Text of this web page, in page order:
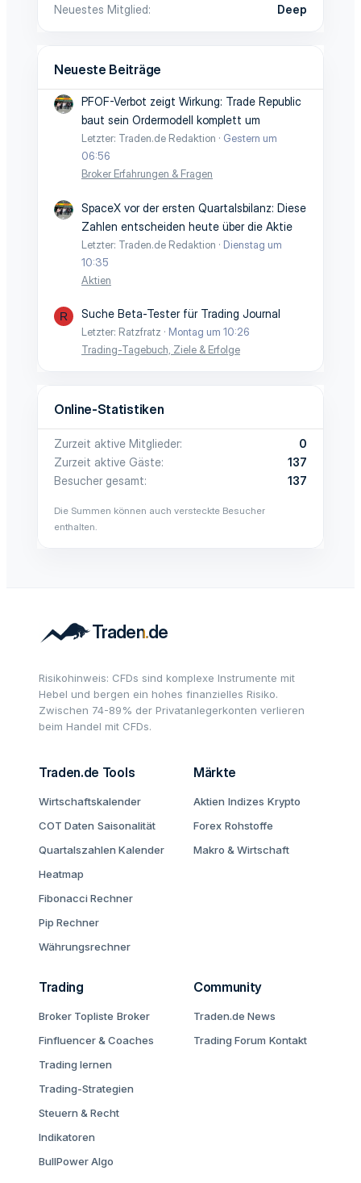
Neuestes Mitglied
Deep
Neueste Beiträge
PFOF-Verbot zeigt Wirkung: Trade Republic
baut sein Ordermodell komplett um
Letzter: Traden.de Redaktion
Gestern um
06:56
Broker Erfahrungen & Fragen
SpaceX vor der ersten Quartalsbilanz: Diese
Zahlen entscheiden heute über die Aktie
Letzter: Traden.de Redaktion
Dienstag um
10:35
Aktien
R Suche Beta-Tester für Trading Journal
Letzter: Ratzfratz
Montag um 10:26
Trading-Tagebuch, Ziele & Erfolge
Online-Statistiken
Zurzeit aktive Mitglieder
0
Zurzeit aktive Gäste
137
Besucher gesamt
137
Die Summen können auch versteckte Besucher
enthalten.
Risikohinweis: CFDs sind komplexe Instrumente mit
Hebel und bergen ein hohes finanzielles Risiko.
Zwischen 74-89% der Privatanlegerkonten verlieren
beim Handel mit CFDs.
Traden.de Tools
Wirtschaftskalender
COT Daten Saisonalität
Quartalszahlen Kalender
Heatmap
Fibonacci Rechner
Pip Rechner
Währungsrechner
Märkte
Aktien Indizes Krypto
Forex Rohstoffe
Makro & Wirtschaft
Trading
Broker Topliste Broker
Finfluencer & Coaches
Trading lernen
Trading-Strategien
Steuern & Recht
Indikatoren
BullPower Algo
Community
Traden.de News
Trading Forum Kontakt